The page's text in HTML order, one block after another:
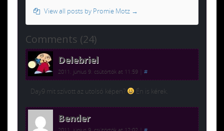
View all posts by Promie Motz →
Comments (24)
Delebriel
2011. június 9. csütörtök at 11:59 #
Day9 mit szívott az utolsó képen? Én is kérek.
Bender